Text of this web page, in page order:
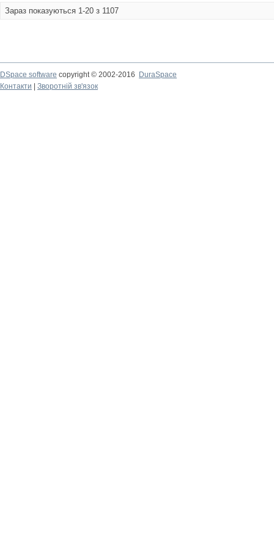
Зараз показуються 1-20 з 1107
DSpace software copyright © 2002-2016
DuraSpace
Контакти
Зворотній зв'язок